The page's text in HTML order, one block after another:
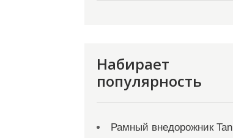
Набирает
популярность
Рамный внедорожник